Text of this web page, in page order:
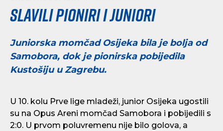
Slavili pioniri i juniori
Juniorska momčad Osijeka bila je bolja od
Samobora, dok je pionirska pobijedila
Kustošiju u Zagrebu.
U 10. kolu Prve lige mladeži, junior Osijeka ugostili
su na Opus Areni momčad Samobora i pobijedili s
2:0. U prvom poluvremenu nije bilo golova, a